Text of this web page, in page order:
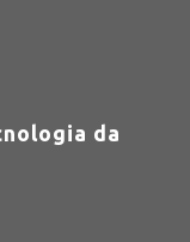
da